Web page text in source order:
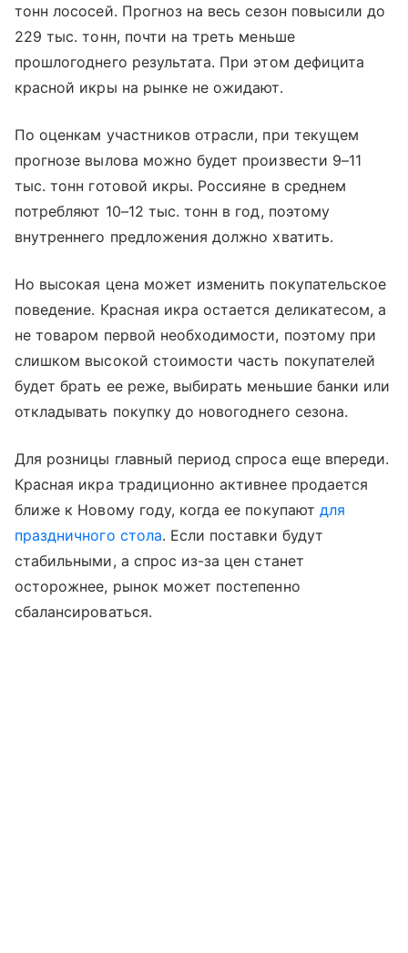
тонн лососей. Прогноз на весь сезон повысили до
229 тыс. тонн, почти на треть меньше
прошлогоднего результата. При этом дефицита
красной икры на рынке не ожидают.
По оценкам участников отрасли, при текущем
прогнозе вылова можно будет произвести 9–11
тыс. тонн готовой икры. Россияне в среднем
потребляют 10–12 тыс. тонн в год, поэтому
внутреннего предложения должно хватить.
Но высокая цена может изменить покупательское
поведение. Красная икра остается деликатесом, а
не товаром первой необходимости, поэтому при
слишком высокой стоимости часть покупателей
будет брать ее реже, выбирать меньшие банки или
откладывать покупку до новогоднего сезона.
Для розницы главный период спроса еще впереди.
Красная икра традиционно активнее продается
ближе к Новому году, когда ее покупают для
праздничного стола. Если поставки будут
стабильными, а спрос из-за цен станет
осторожнее, рынок может постепенно
сбалансироваться.